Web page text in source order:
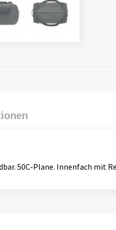
50C-Plane. Innenfach